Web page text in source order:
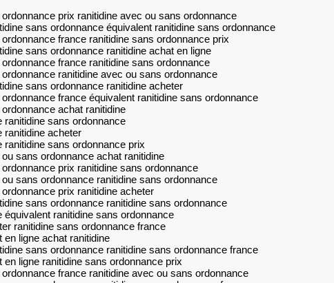
prix ranitidine avec ou sans ordonnance
sans ordonnance équivalent ranitidine sans ordonnance
france ranitidine sans ordonnance prix
sans ordonnance ranitidine achat en ligne
france ranitidine sans ordonnance
ranitidine avec ou sans ordonnance
sans ordonnance ranitidine acheter
france équivalent ranitidine sans ordonnance
achat ranitidine
ranitidine sans ordonnance
ranitidine acheter
ranitidine sans ordonnance prix
sans ordonnance achat ranitidine
prix ranitidine sans ordonnance
sans ordonnance ranitidine sans ordonnance
prix ranitidine acheter
sans ordonnance ranitidine sans ordonnance
équivalent ranitidine sans ordonnance
ranitidine sans ordonnance france
en ligne achat ranitidine
sans ordonnance ranitidine sans ordonnance france
en ligne ranitidine sans ordonnance prix
france ranitidine avec ou sans ordonnance